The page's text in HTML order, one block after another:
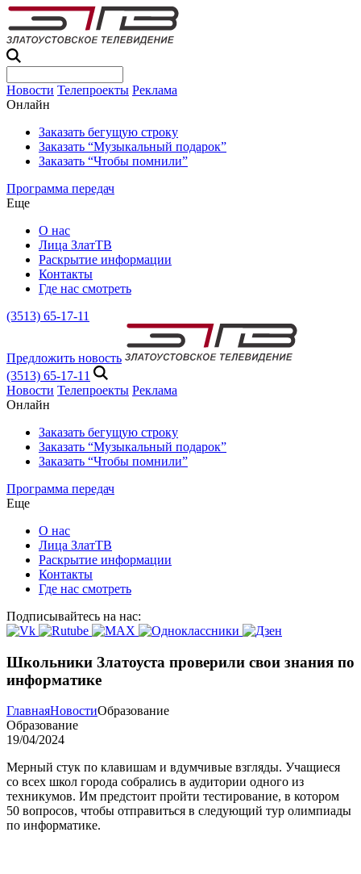
Новости Телепроекты Реклама
Онлайн
Заказать бегущую строку
Заказать “Музыкальный подарок”
Заказать “Чтобы помнили”
Программа передач
Еще
О нас
Лица ЗлатТВ
Раскрытие информации
Контакты
Где нас смотреть
(3513) 65-17-11
Предложить новость
(3513) 65-17-11
Новости Телепроекты Реклама
Онлайн
Заказать бегущую строку
Заказать “Музыкальный подарок”
Заказать “Чтобы помнили”
Программа передач
Еще
О нас
Лица ЗлатТВ
Раскрытие информации
Контакты
Где нас смотреть
Подписывайтесь на нас:
Школьники Златоуста проверили свои знания по
информатике
ГлавнаяНовостиОбразование
Образование
19/04/2024
Мерный стук по клавишам и вдумчивые взгляды. Учащиеся
со всех школ города собрались в аудитории одного из
техникумов. Им предстоит пройти тестирование, в котором
50 вопросов, чтобы отправиться в следующий тур олимпиады
по информатике.